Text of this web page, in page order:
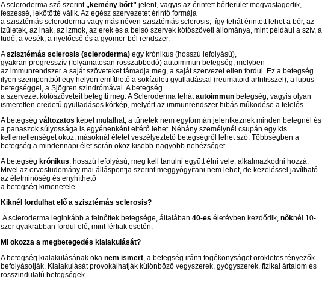
A scleroderma szó szerint„kemény bőrt”jelent, vagyis az érintett bőrterület megvastagodik,
feszessé, lekötötté válik. Az egész szervezetet érintő formája
a szisztémás scleroderma vagy más néven szisztémás sclerosis, így tehát érintett lehet a bőr, az
ízületek, az inak, az izmok, az erek és a belső szervek kötőszöveti állománya, mint például a szív, a
tüdő, a vesék, a nyelőcső és a gyomor-bél rendszer.
Aszisztémás sclerosis (scleroderma)egy krónikus (hosszú lefolyású),
gyakran progresszív (folyamatosan rosszabbodó) autoimmun betegség, melyben
az immunrendszer a saját szöveteket támadja meg, a saját szervezet ellen fordul. Ez a betegség
ilyen szempontból egy helyen említhető a sokízületi gyulladással (reumatoid artritisszel), a lupus
betegséggel, a Sjögren szindrómával. A betegség
a szervezet kötőszöveteit betegíti meg. A Scleroderma tehátautoimmun betegség, vagyis olyan
ismeretlen eredetű gyulladásos kórkép, melyért az immunrendszer hibás működése a felelős.
A betegség változatos képet mutathat, a tünetek nem egyformán jelentkeznek minden betegnél és
a panaszok súlyossága is egyénenként eltérő lehet. Néhány személynél csupán egy kis
kellemetlenséget okoz, másoknál életet veszélyeztető betegségről lehet szó. Többségben a
betegség a mindennapi élet során okoz kisebb-nagyobb nehézséget.
A betegség krónikus , hosszú lefolyású, meg kell tanulni együtt élni vele, alkalmazkodni hozzá.
Mivel az orvostudomány mai álláspontja szerint meggyógyítani nem lehet, de kezeléssel javítható
az életminőség és enyhíthető
a betegség kimenetele.
Kiknél fordulhat elő a szisztémás sclerosis?
A scleroderma leginkább a felnőttek betegsége, általában 40-es életévben kezdődik, nőknél 10-
szer gyakrabban fordul elő, mint férfiak esetén.
Mi okozza a megbetegedés kialakulását?
A betegség kialakulásának oka nem ismert, a betegség iránti fogékonyságot örökletes tényezők
befolyásolják. Kialakulását provokálhatják különböző vegyszerek, gyógyszerek, fizikai ártalom és
rosszindulatú betegségek.